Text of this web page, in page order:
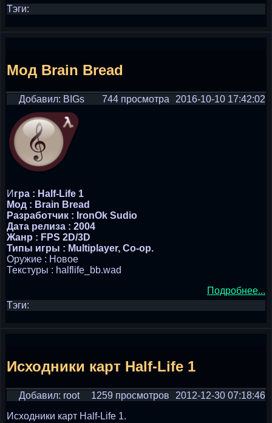
Тэги:
Мод Brain Bread
Добавил: BIGs 2016-10-10 17:42:02
744 просмотра
И гра : Half-Life 1
Мод : Brain Bread
Разработчик : IronOk Sudio
Дата релиза : 2004
Жанр : FPS 2D/3D
Типы игры : Multiplayer, Co-op.
Оружие : Новое
Текстуры : halflife_bb.wad
Подробнее...
Тэги:
Исходники карт Half-Life 1
Добавил: root 2012-12-30 07:18:46
1259 просмотров
Исходники карт Half-Life 1.